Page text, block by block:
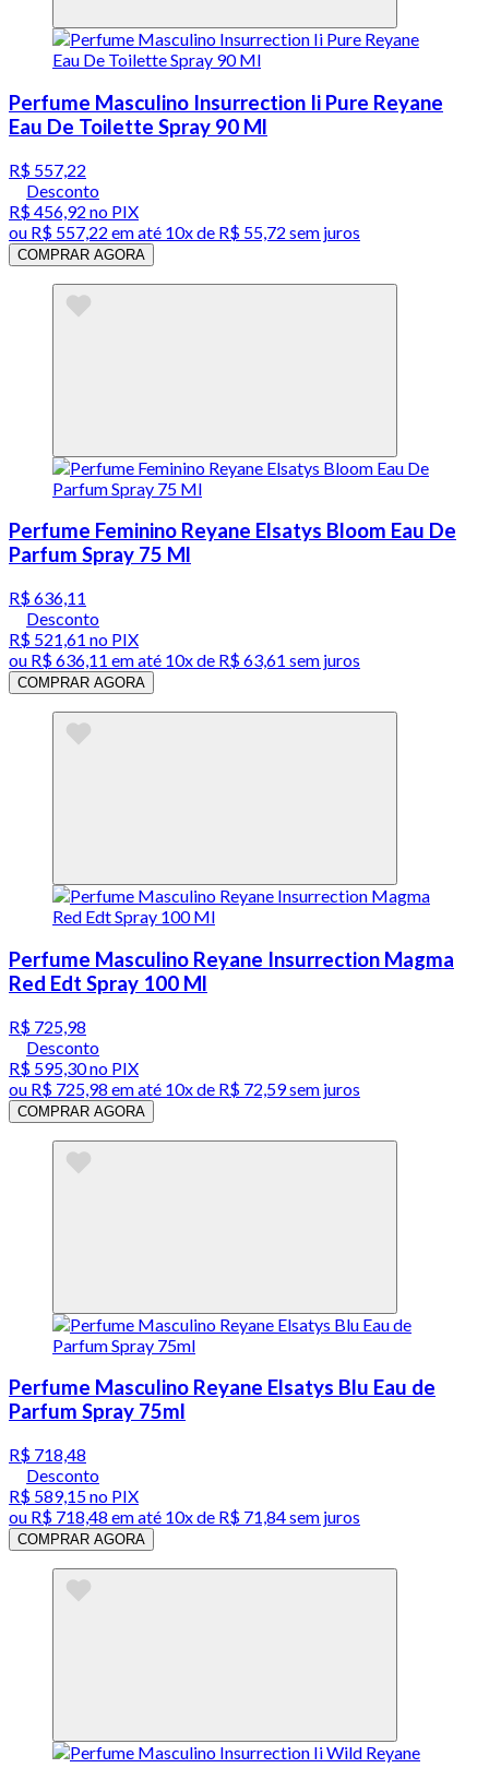
Perfume Masculino Insurrection Ii Pure Reyane
Eau De Toilette Spray 90 Ml
R$ 557,22
Desconto
R$ 456,92 no PIX
ou R$ 557,22 em até 10x de R$ 55,72 sem juros
COMPRAR AGORA
Perfume Feminino Reyane Elsatys Bloom Eau De
Parfum Spray 75 Ml
R$ 636,11
Desconto
R$ 521,61 no PIX
ou R$ 636,11 em até 10x de R$ 63,61 sem juros
COMPRAR AGORA
Perfume Masculino Reyane Insurrection Magma
Red Edt Spray 100 Ml
R$ 725,98
Desconto
R$ 595,30no PIX
ou R$ 725,98 em até 10x de R$ 72,59 sem juros
COMPRAR AGORA
Perfume Masculino Reyane Elsatys Blu Eau de
Parfum Spray 75ml
R$ 718,48
Desconto
R$ 589,15no PIX
ou R$ 718,48 em até 10x de R$ 71,84 sem juros
COMPRAR AGORA